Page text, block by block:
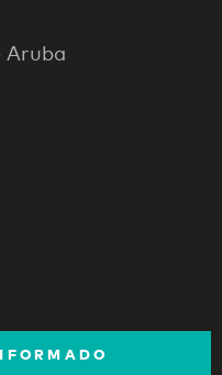
Aruba